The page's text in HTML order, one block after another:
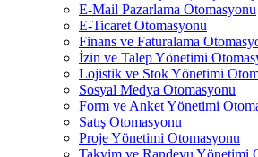
E-Mail Pazarlama Otomasyonu
E-Ticaret Otomasyonu
Finans ve Faturalama
İzin ve Talep Yönetimi
Lojistik ve Stok Yönetimi
Sosyal Medya Otomasyonu
Form ve Anket Yönetimi
Satış Otomasyonu
Proje Yönetimi Otomasyonu
Takvim ve Randevu Yönetimi